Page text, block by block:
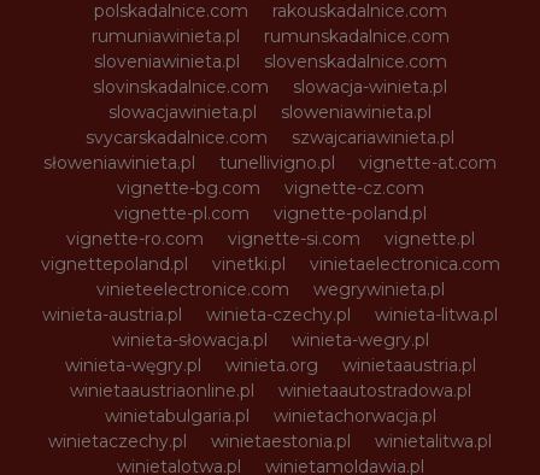
polskadalnice.com
rakouskadalnice.com
rumuniawinieta.pl
rumunskadalnice.com
sloveniawinieta.pl
slovenskadalnice.com
slovinskadalnice.com
slowacja-winieta.pl
slowacjawinieta.pl
sloweniawinieta.pl
svycarskadalnice.com
szwajcariawinieta.pl
słoweniawinieta.pl
tunellivigno.pl
vignette-at.com
vignette-bg.com
vignette-cz.com
vignette-pl.com
vignette-poland.pl
vignette-ro.com
vignette-si.com
vignette.pl
vignettepoland.pl
vinetki.pl
vinietaelectronica.com
vinieteelectronice.com
wegrywinieta.pl
winieta-austria.pl
winieta-czechy.pl
winieta-litwa.pl
winieta-słowacja.pl
winieta-wegry.pl
winieta-węgry.pl
winieta.org
winietaaustria.pl
winietaaustriaonline.pl
winietaautostradowa.pl
winietabulgaria.pl
winietachorwacja.pl
winietaczechy.pl
winietaestonia.pl
winietalitwa.pl
winietalotwa.pl
winietamoldawia.pl